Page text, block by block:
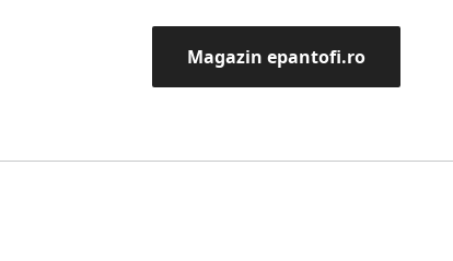
Magazin epantofi.ro